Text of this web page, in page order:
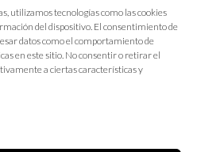
utilizamos tecnologías como las cookies
del dispositivo. El consentimiento de
datos como el comportamiento de
en este sitio. No consentir o retirar el
a ciertas características y
Ético